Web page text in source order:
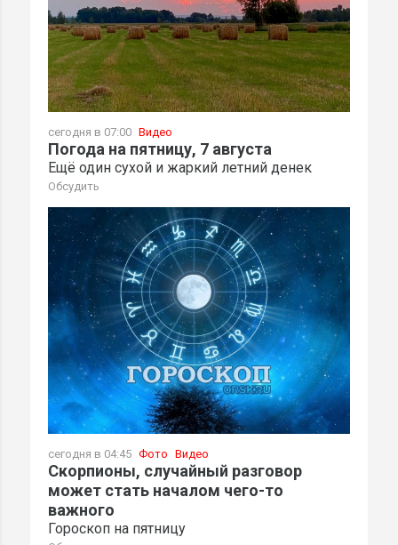
сегодня в 07:00 Видео
Погода на пятницу, 7 августа
Ещё один сухой и жаркий летний денек
Обсудить
сегодня в 04:45 Фото Видео
Скорпионы, случайный разговор
может стать началом чего-то
важного
Гороскоп на пятницу